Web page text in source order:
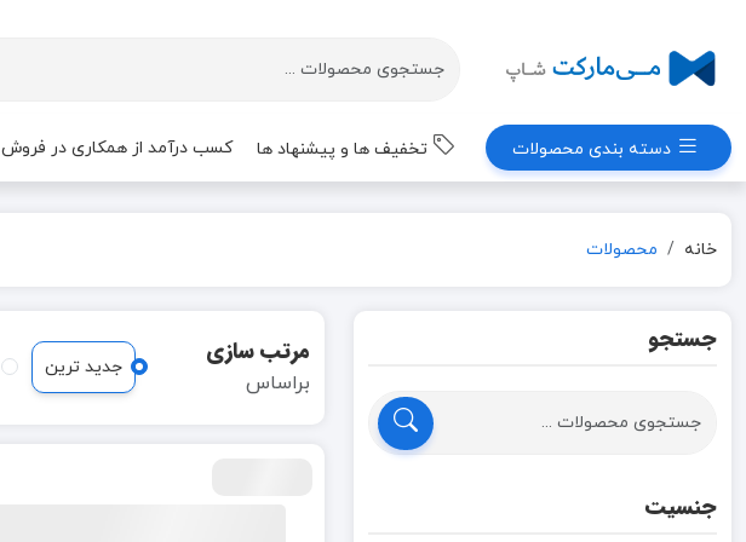
دسته بندی محصولات تخفیف ها و پیشنهاد ها کسب درآمد از همکاری در فروش
خانه محصولات
جستجو
جنسیت
مرتب سازی
براساس
جدید ترین